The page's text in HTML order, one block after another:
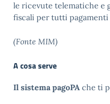
le ricevute telematiche e
fiscali per tutti
(Fonte MIM)
A cosa serve
Il sistema pagoPA che ti